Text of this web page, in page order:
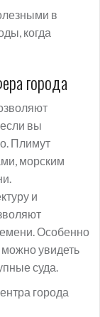
в
когда
города
вы
Плимут
морским
и
Особенно
увидеть
суда.
города